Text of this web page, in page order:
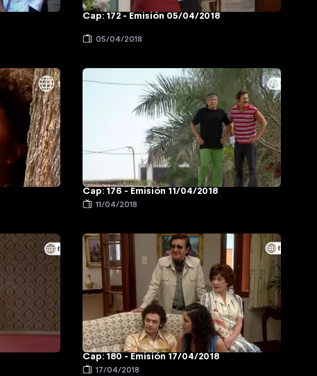
Cap: 172 - Emisión 05/04/2018
05/04/2018
Cap: 176 - Emisión 11/04/2018
11/04/2018
Cap: 180 - Emisión 17/04/2018
17/04/2018